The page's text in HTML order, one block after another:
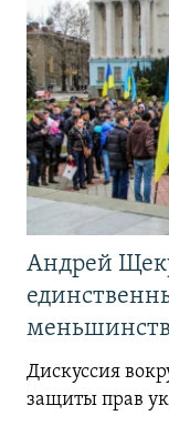
Андрей
Дискуссия
защиты прав